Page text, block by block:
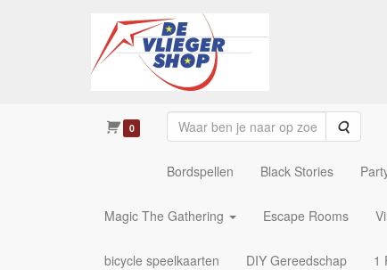
0 Zoeken
Bordspellen Black Stories
Magic The Gathering Escape Rooms
bicycle speelkaarten DIY Gereedschap 1